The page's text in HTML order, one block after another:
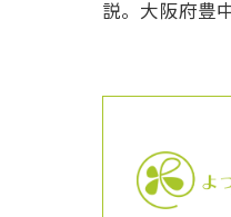
説。大阪府豊